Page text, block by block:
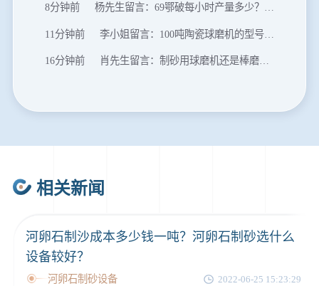
8分钟前 杨先生留言：69鄂破每小时产量多少？参数和工作视频。
11分钟前 李小姐留言：100吨陶瓷球磨机的型号和参数？
16分钟前 肖先生留言：制砂用球磨机还是棒磨机？每小时100吨价格。
24分钟前 朱先生留言：制砂机3000吨一套多少钱？
1分钟前 谢先生留言：球磨机多少钱一台？提供型号和参数。
5分钟前
相关新闻
河卵石制沙成本多少钱一吨？河卵石制砂选什么
设备较好？
河卵石制砂设备 2022-06-25 15:23:29